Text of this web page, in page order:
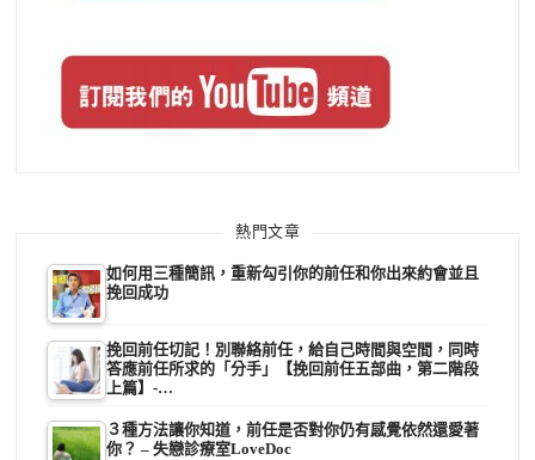
熱門文章
如何用三種簡訊，重新勾引你的前任和你出來約會並且
挽回成功
挽回前任切記！別聯絡前任，給自己時間與空間，同時
答應前任所求的「分手」【挽回前任五部曲，第二階段
上篇】-…
３種方法讓你知道，前任是否對你仍有感覺依然還愛著
你？ – 失戀診療室LoveDoc